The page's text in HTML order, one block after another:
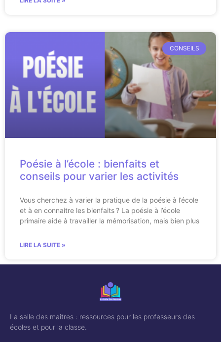
CONSEILS
Poésie à l’école : bienfaits et
conseils pour varier les activités
Vous cherchez à varier la pratique de la poésie à l’école
et à en connaitre les bienfaits ? La poésie à l’école
primaire aide à travailler la mémorisation, mais bien plus
LIRE LA SUITE »
La salle des maitres : ressources pour les professeurs des
écoles et pour la classe.